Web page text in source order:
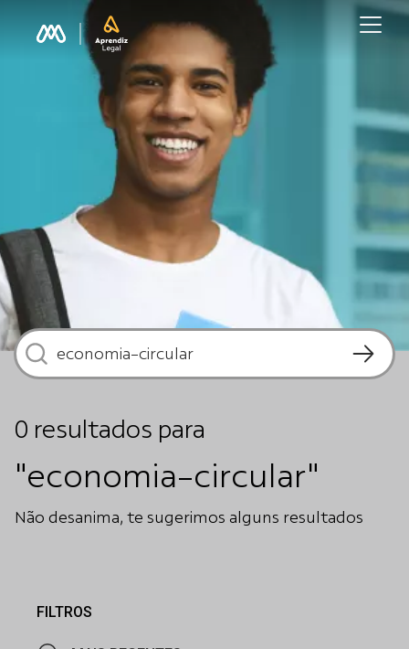
0 resultados para
"economia-circular"
Não desanima, te sugerimos alguns resultados
FILTROS